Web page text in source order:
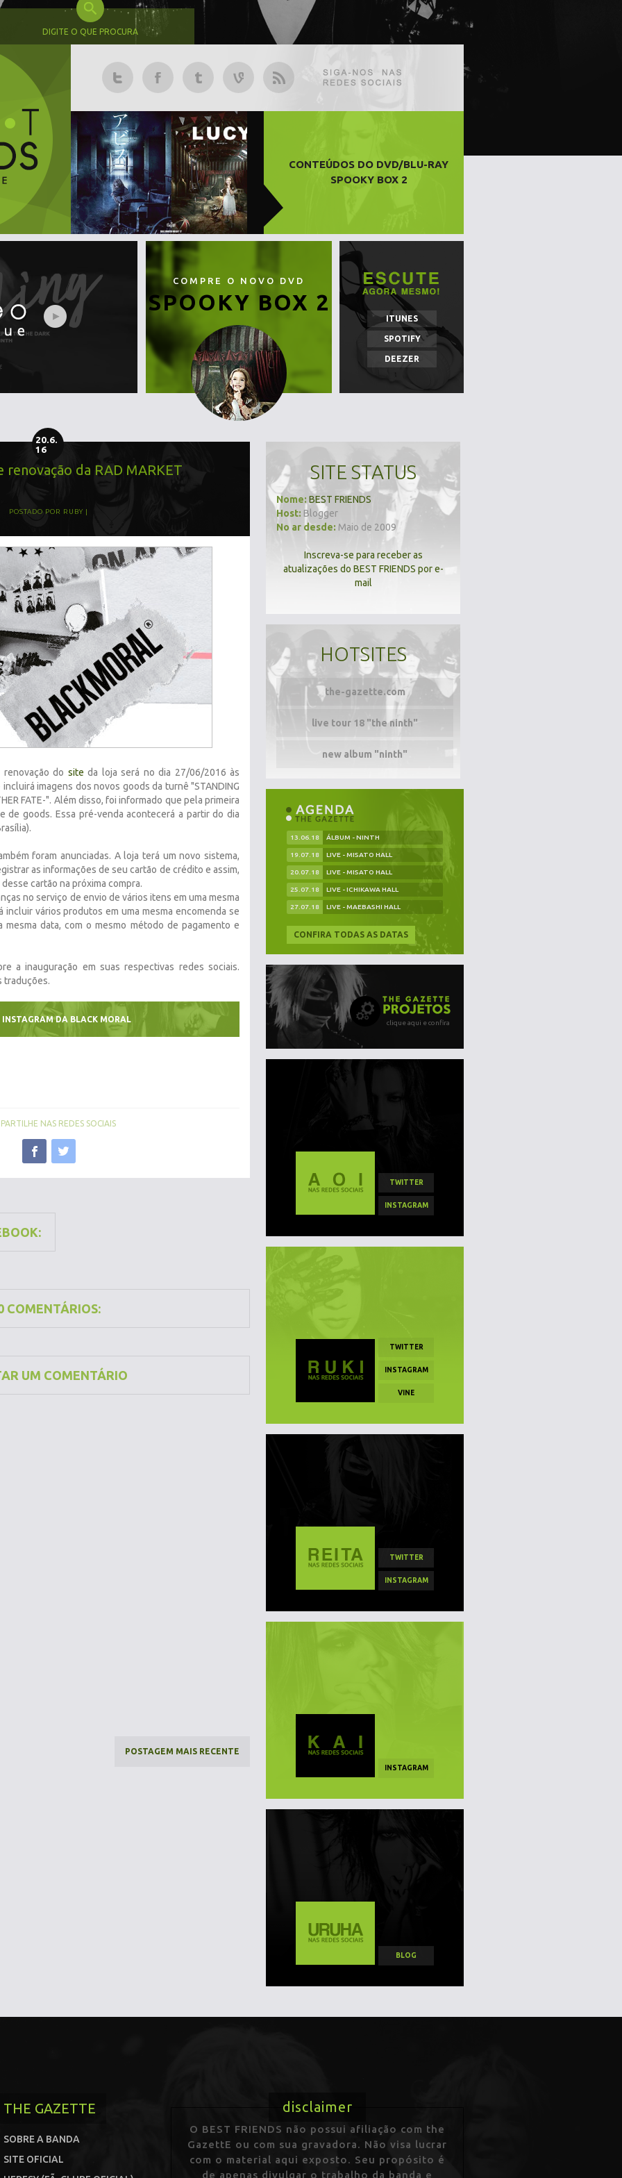
DIGITE O QUE PROCURA
CONTEÚDOS DO DVD/BLU-RAY
SPOOKY BOX 2
COMPRE O NOVO DVD
SPOOKY BOX 2
ITUNES
SPOTIFY
DEEZER
20.6.
16
renovação da RAD MARKET
POSTADO POR RUBY
renovação do site da loja será no dia 27/06/2016 às
imagens dos novos goods da turnê "STANDING
FATE-". Além disso, foi informado que pela primeira
de goods. Essa pré-venda acontecerá a partir do dia
foram anunciadas. A loja terá um novo sistema,
as informações de seu cartão de crédito e assim,
cartão na próxima compra.
no serviço de envio de vários itens em uma mesma
incluir vários produtos em uma mesma encomenda se
data, com o mesmo método de pagamento e
a inauguração em suas respectivas redes sociais.
traduções.
INSTAGRAM DA BLACK MORAL
NAS REDES SOCIAIS
COMENTÁRIOS:
UM COMENTÁRIO
POSTAGEM MAIS RECENTE
SITE STATUS
Nome: BEST FRIENDS
Host: Blogger
No ar desde: Maio de 2009
Inscreva-se para receber as
atualizações do BEST FRIENDS por e-
mail
HOTSITES
the-gazette.com
live tour 18 "the ninth"
new album "ninth"
13.06.18 ÁLBUM - NINTH
19.07.18 LIVE - MISATO HALL
20.07.18 LIVE - MISATO HALL
25.07.18 LIVE - ICHIKAWA HALL
27.07.18 LIVE - MAEBASHI HALL
CONFIRA TODAS AS DATAS
clique aqui e confira
TWITTER
INSTAGRAM
TWITTER
INSTAGRAM
VINE
TWITTER
INSTAGRAM
INSTAGRAM
BLOG
THE GAZETTE
SOBRE A BANDA
SITE OFICIAL
disclaimer
O BEST FRIENDS não possui afiliação com the
GazettE ou com sua gravadora. Não visa lucrar
com o material aqui exposto. Seu propósito é
de apenas divulgar o trabalho da banda e